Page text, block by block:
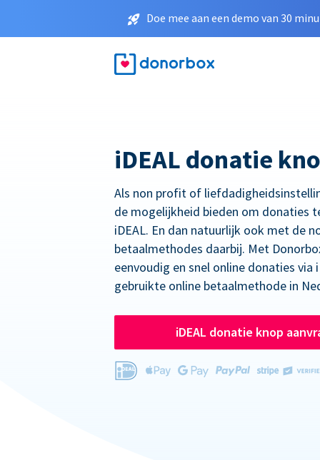
Doe mee aan een demo van 30
iDEAL donatie
Als non profit of
de mogelijkheid bieden om donaties
iDEAL. En dan natuurlijk ook met de
betaalmethodes daarbij. Met
eenvoudig en snel online donaties via
gebruikte online betaalmethode in
iDEAL donatie knop